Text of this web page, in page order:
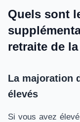
Quels sont
retraite de
La majoration
élevés
Si vous avez